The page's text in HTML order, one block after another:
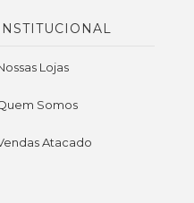
Lojas
Somos
Atacado